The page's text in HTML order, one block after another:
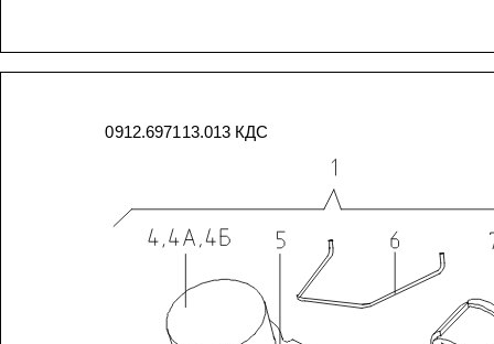
0912.697113.013 КДС